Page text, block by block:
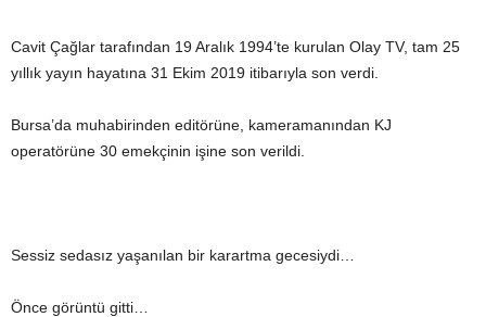
Cavit Çağlar tarafından 19 Aralık 1994’te kurulan Olay TV, tam 25
yıllık yayın hayatına 31 Ekim 2019 itibarıyla son verdi.
Bursa’da muhabirinden editörüne, kameramanından KJ
operatörüne 30 emekçinin işine son verildi.
Sessiz sedasız yaşanılan bir karartma gecesiydi…
Önce görüntü gitti…